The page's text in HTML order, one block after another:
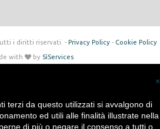
i diritti riservati. - Privacy Policy- Cookie Policy
with by SìServices
×
terzi da questo utilizzati si avvalgono di
ed utili alle finalità illustrate nella
di più o negare il consenso a tutti o